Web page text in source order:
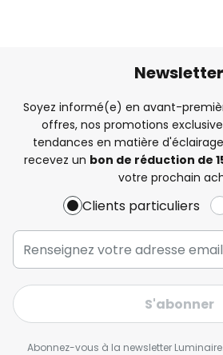
Newsletter
Soyez informé(e) en avant-
offres, nos promotions
tendances en matière
recevez un bon de réduction de
votre prochain
Clients particuliers
S'abonner
Abonnez-vous à la newsletter